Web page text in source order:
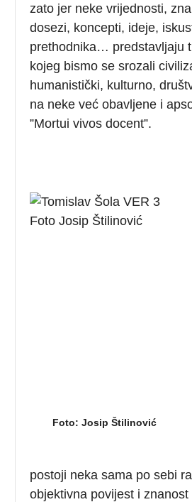
zato jer neke vrijednosti,
dosezi, koncepti, ideje,
prethodnika… predstavljaju
kojeg bismo se srozali
humanistički, kulturno,
na neke već obavljene i
”Mortui vivos docent”.
Foto: Josip Štilinović
postoji neka sama po sebi
objektivna povijest i